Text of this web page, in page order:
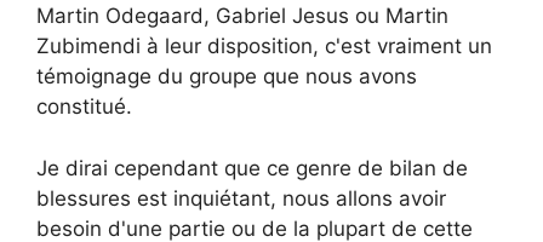
Martin Odegaard, Gabriel Jesus ou Martin
Zubimendi à leur disposition, c'est vraiment un
témoignage du groupe que nous avons
constitué.
Je dirai cependant que ce genre de bilan de
blessures est inquiétant, nous allons avoir
besoin d'une partie ou de la plupart de cette